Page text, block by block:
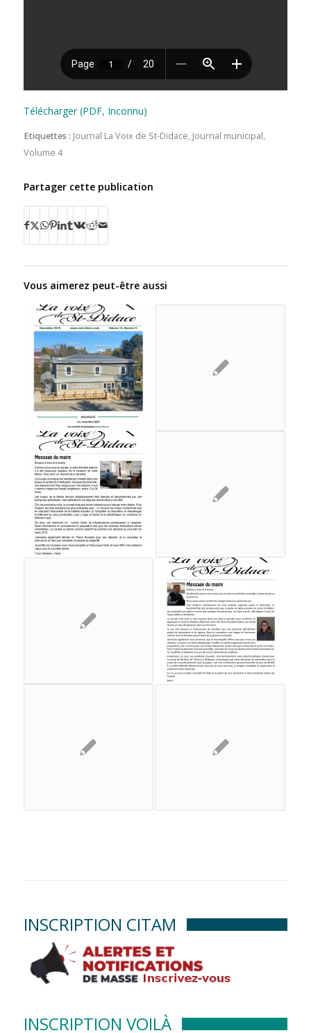
Télécharger (PDF, Inconnu)
Etiquettes : Journal La Voix de St-Didace, Journal municipal,
Volume 4
Partager cette publication
Vous aimerez peut-être aussi
INSCRIPTION CITAM
INSCRIPTION VOILÀ